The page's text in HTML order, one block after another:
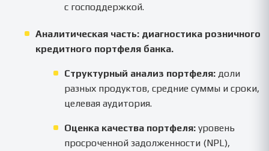
с господдержкой.
Аналитическая часть: диагностика розничного
кредитного портфеля банка.
Структурный анализ портфеля: доли
разных продуктов, средние суммы и сроки,
целевая аудитория.
Оценка качества портфеля: уровень
просроченной задолженности (NPL),